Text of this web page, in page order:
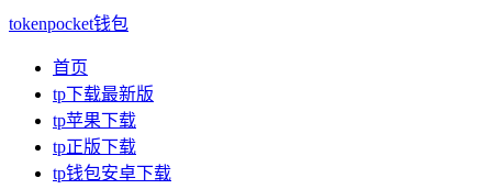
tokenpocket钱包
首页
tp下载最新版
tp苹果下载
tp正版下载
tp钱包安卓下载